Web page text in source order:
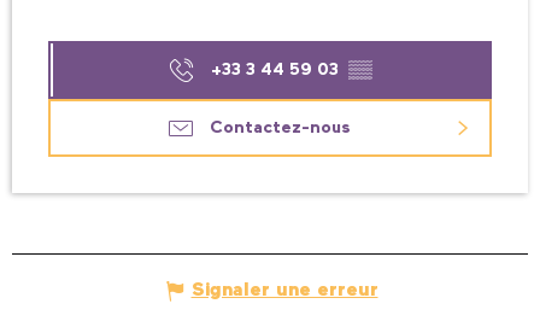
+33 3 44 59 03 ▒▒
Contactez-nous
Signaler une erreur